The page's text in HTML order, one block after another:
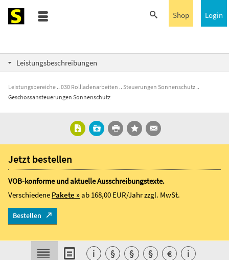
Login
Shop
Leistungsbeschreibungen
Leistungsbereiche 030 Rollladenarbeiten
Steuerungen Sonnenschutz
Geschossansteuerungen Sonnenschutz
Jetzt bestellen
VOB-konforme und aktuelle Ausschreibungstexte.
Verschiedene Pakete »ab 168,00 EUR/Jahrzzgl. MwSt.
Bestellen
i § § § € i